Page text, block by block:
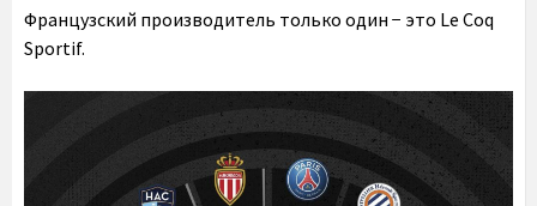
Французский производитель только один − это Le Coq
Sportif.